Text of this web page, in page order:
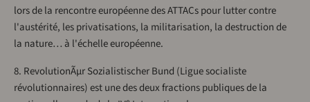
lors de la rencontre européenne des ATTACs pour lutter contre
l'austérité, les privatisations, la militarisation, la destruction de
la nature… à l'échelle européenne.
8. RevolutionÃµr Sozialistischer Bund (Ligue socialiste
révolutionnaires) est une des deux fractions publiques de la